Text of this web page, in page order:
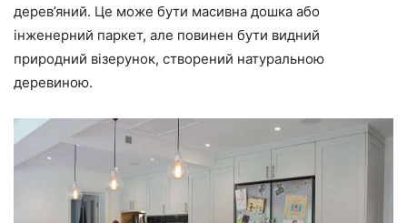
дерев’яний. Це може бути масивна дошка або
інженерний паркет, але повинен бути видний
природний візерунок, створений натуральною
деревиною.